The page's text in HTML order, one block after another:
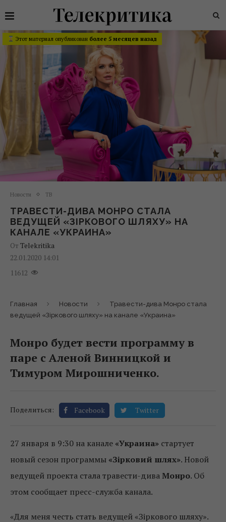
Этот материал опубликован более 5 месяцев назад
Новости ТВ
ТРАВЕСТИ-ДИВА МОНРО СТАЛА
ВЕДУЩЕЙ «ЗІРКОВОГО ШЛЯХУ» НА
КАНАЛЕ «УКРАИНА»
От Telekritika
22.01.2020 14:01
11612
Главная Новости
Травести-дива Монро стала
ведущей «Зіркового шляху» на канале «Украина»
Монро будет вести программу в
паре с Аленой Винницкой и
Тимуром Мирошниченко.
Поделиться: Facebook Twitter
27 января в 9:30 на канале «Украина» стартует
новый сезон программы «Зірковий шлях». Новой
ведущей проекта стала травести-диваМонро. Об
этом сообщает пресс-служба канала.
«Для меня честь стать ведущей «Зіркового шляху».